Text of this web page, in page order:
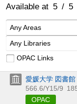
Available at 5 / 5
Any Areas
Any Libraries
OPAC Links
愛媛大学 図書館
566.6/Y15/9
OPAC